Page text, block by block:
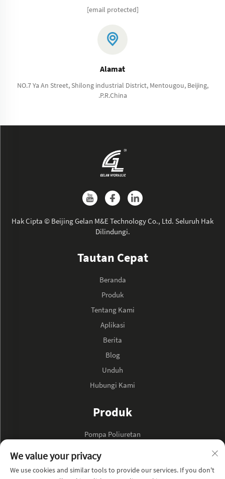
[email protected]
Alamat
NO.7 Ya An Street, Shilong industrial District, Mentougou, Beijing,
.P.R.China
Hak Cipta © Beijing Gelan M&E Technology Co., Ltd. Seluruh Hak
Dilindungi.
Tautan Cepat
Beranda
Produk
Tentang Kami
Aplikasi
Berita
Blog
Unduh
Hubungi Kami
Produk
Pompa Poliuretan
We value your privacy
We use cookies and similar tools to provide our services. If you don't